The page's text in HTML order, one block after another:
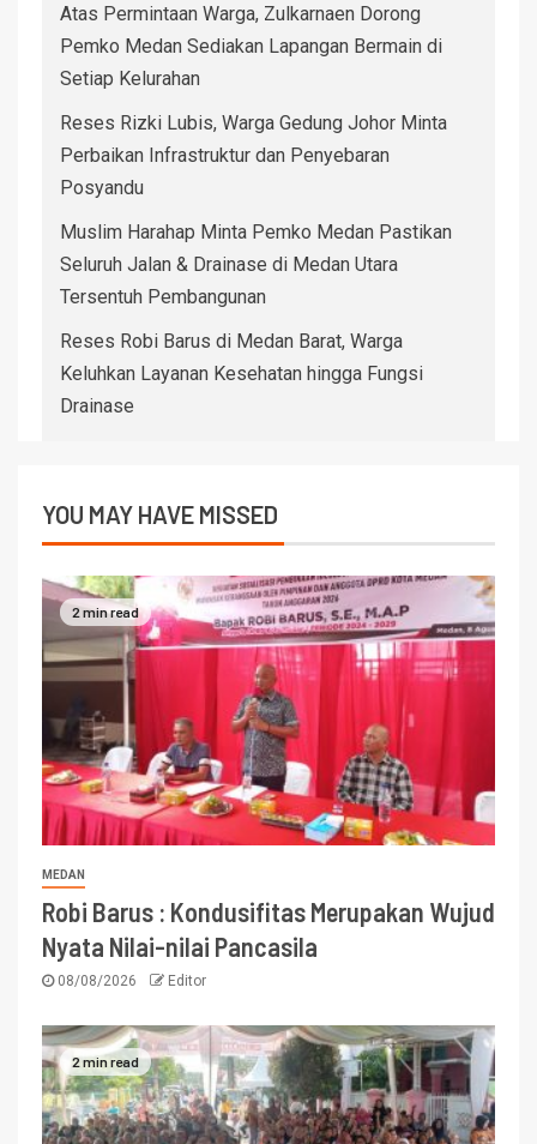
Atas Permintaan Warga, Zulkarnaen Dorong
Pemko Medan Sediakan Lapangan Bermain di
Setiap Kelurahan
Reses Rizki Lubis, Warga Gedung Johor Minta
Perbaikan Infrastruktur dan Penyebaran
Posyandu
Muslim Harahap Minta Pemko Medan Pastikan
Seluruh Jalan & Drainase di Medan Utara
Tersentuh Pembangunan
Reses Robi Barus di Medan Barat, Warga
Keluhkan Layanan Kesehatan hingga Fungsi
Drainase
YOU MAY HAVE MISSED
2 min read
MEDAN
Robi Barus : Kondusifitas Merupakan Wujud
Nyata Nilai-nilai Pancasila
08/08/2026 Editor
2 min read